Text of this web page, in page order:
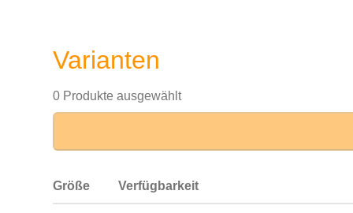
Varianten
0 Produkte ausgewählt
Größe Verfügbarkeit